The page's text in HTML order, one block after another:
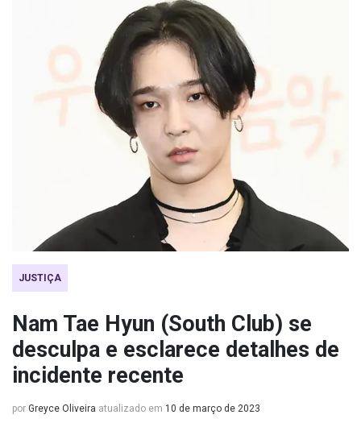
JUSTIÇA
Nam Tae Hyun (South Club) se
desculpa e esclarece detalhes de
incidente recente
por Greyce Oliveira atualizado em 10 de março de 2023